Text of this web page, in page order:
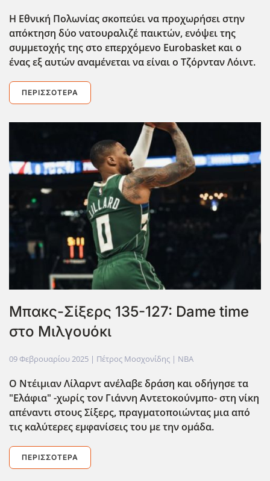
Η Εθνική Πολωνίας σκοπεύει να προχωρήσει στην
απόκτηση δύο νατουραλιζέ παικτών, ενόψει της
συμμετοχής της στο επερχόμενο Eurobasket και ο
ένας εξ αυτών αναμένεται να είναι ο Τζόρνταν Λόιντ.
ΠΕΡΙΣΣΌΤΕΡΑ
Μπακς-Σίξερς 135-127: Dame time
στο Μιλγουόκι
09 Φεβρουαρίου 2025 | Πέτρος Μοσχονίδης | NBA
Ο Ντέιμιαν Λίλαρντ ανέλαβε δράση και οδήγησε τα
"Ελάφια" -χωρίς τον Γιάννη Αντετοκούνμπο- στη νίκη
απέναντι στους Σίξερς, πραγματοποιώντας μια από
τις καλύτερες εμφανίσεις του με την ομάδα.
ΠΕΡΙΣΣΌΤΕΡΑ